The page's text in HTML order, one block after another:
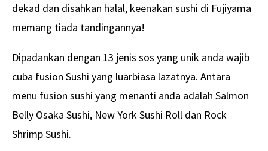
dekad dan disahkan halal, keenakan sushi di Fujiyama
memang tiada tandingannya!
Dipadankan dengan 13 jenis sos yang unik anda wajib
cuba fusion Sushi yang luarbiasa lazatnya. Antara
menu fusion sushi yang menanti anda adalah Salmon
Belly Osaka Sushi, New York Sushi Roll dan Rock
Shrimp Sushi.